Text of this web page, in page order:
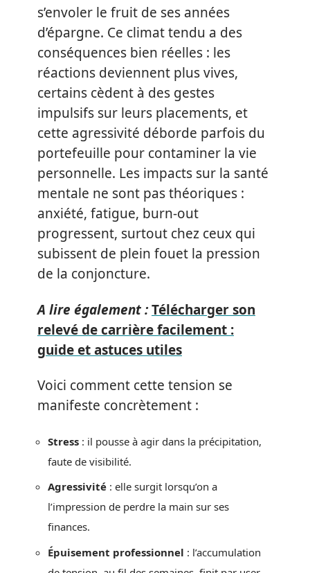
s’envoler le fruit de ses années
d’épargne. Ce climat tendu a des
conséquences bien réelles : les
réactions deviennent plus vives,
certains cèdent à des gestes
impulsifs sur leurs placements, et
cette agressivité déborde parfois du
portefeuille pour contaminer la vie
personnelle. Les impacts sur la santé
mentale ne sont pas théoriques :
anxiété, fatigue, burn-out
progressent, surtout chez ceux qui
subissent de plein fouet la pression
de la conjoncture.
A lire également :Télécharger son
relevé de carrière facilement :
guide et astuces utiles
Voici comment cette tension se
manifeste concrètement :
Stress : il pousse à agir dans la précipitation,
faute de visibilité.
Agressivité : elle surgit lorsqu’on a
l’impression de perdre la main sur ses
finances.
Épuisement professionnel : l’accumulation